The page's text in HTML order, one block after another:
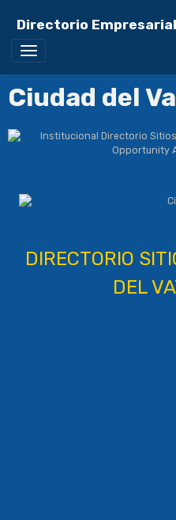
Directorio
Ciudad del
DIRECTORIO
DEL